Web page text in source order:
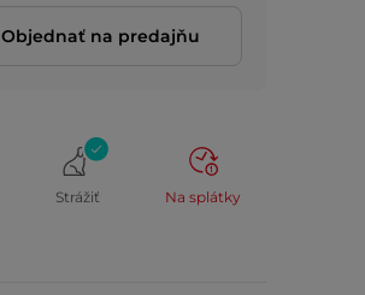
Objednať na predajňu
Strážiť Na splátky